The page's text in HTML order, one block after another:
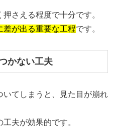
さえる程度で十分です。
差が出る重要な工程です。
かない工夫
てしまうと、見た目が崩れ
夫が効果的です。